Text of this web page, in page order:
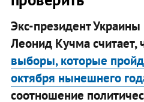
Экс-президент
Леонид Кучма считает,
выборы, которые
октября нынешнего
соотношение